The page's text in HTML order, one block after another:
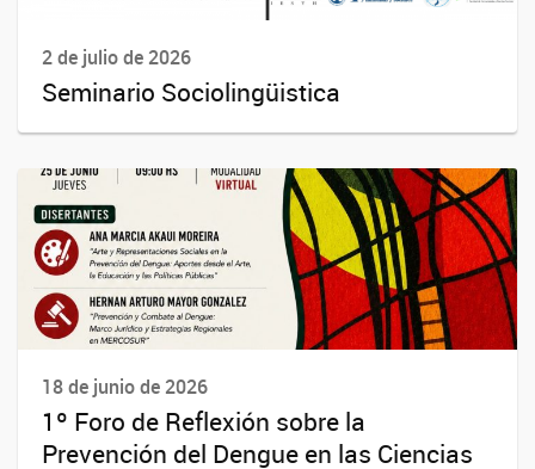
2 de julio de 2026
Seminario Sociolingüistica
18 de junio de 2026
1º Foro de Reflexión sobre la
Prevención del Dengue en las Ciencias